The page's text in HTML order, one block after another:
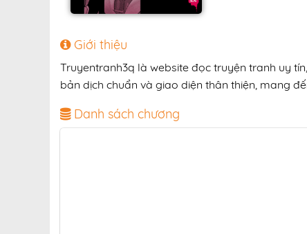
Giới thiệu
Truyentranh3q là website đọc truyện tranh uy
bản dịch chuẩn và giao diện thân thiện, mang
Danh sách chương